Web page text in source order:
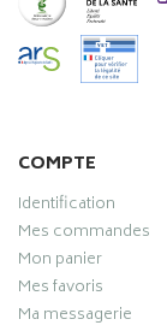
COMPTE
Identification
Mes commandes
Mon panier
Mes favoris
Ma messagerie